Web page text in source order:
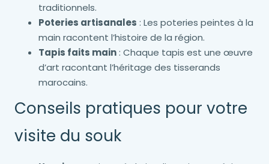
traditionnels.
Poteries artisanales : Les poteries peintes à la
main racontent l’histoire de la région.
Tapis faits main: Chaque tapis est une œuvre
d’art racontant l’héritage des tisserands
marocains.
Conseils pratiques pour votre
visite du souk